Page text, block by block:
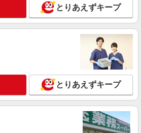
とりあえずキープ
とりあえずキープ